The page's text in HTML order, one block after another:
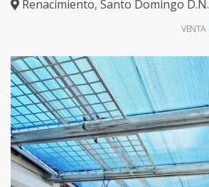
Renacimiento, Santo Domingo D.N.
VENTA